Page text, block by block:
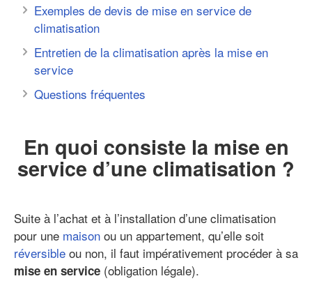
Exemples de devis de mise en service de
climatisation
Entretien de la climatisation après la mise en
service
Questions fréquentes
En quoi consiste la mise en
service d’une climatisation ?
Suite à l’achat et à l’installation d’une climatisation
pour une maison ou un appartement, qu’elle soit
réversible ou non, il faut impérativement procéder à sa
mise en service (obligation légale).